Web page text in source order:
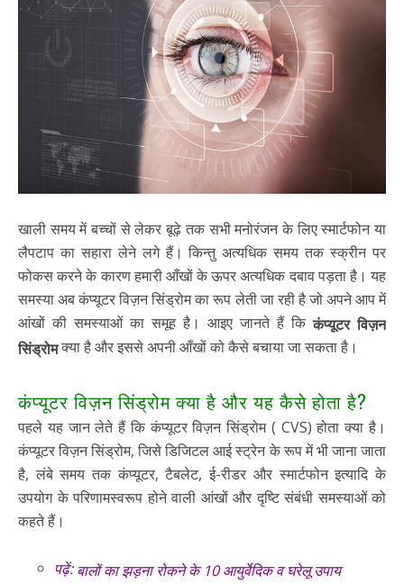
खाली समय में बच्चों से लेकर बूढ़े तक सभी मनोरंजन के लिए स्मार्टफोन या
लैपटाप का सहारा लेने लगे हैं। किन्तु अत्यधिक समय तक स्क्रीन पर
फोकस करने के कारण हमारी आँखों के ऊपर अत्यधिक दबाव पड़ता है। यह
समस्या अब कंप्यूटर विज़न सिंड्रोम का रूप लेती जा रही है जो अपने आप में
आंखों की समस्याओं का समूह है। आइए जानते हैं किकंप्यूटर विज़न
सिंड्रोमक्या है और इससे अपनी आँखों को कैसे बचाया जा सकता है।
कंप्यूटर विज़न सिंड्रोम क्या है और यह कैसे होता है?
पहले यह जान लेते हैं कि कंप्यूटर विज़न सिंड्रोम ( CVS) होता क्या है।
कंप्यूटर विज़न सिंड्रोम, जिसे डिजिटल आई स्ट्रेन के रूप में भी जाना जाता
है, लंबे समय तक कंप्यूटर, टैबलेट, ई-रीडर और स्मार्टफोन इत्यादि के
उपयोग के परिणामस्वरूप होने वाली आंखों और दृष्टि संबंधी समस्याओं को
कहते हैं।
पढ़ें:बालों का झड़ना रोकने के 10 आयुर्वेदिक व घरेलू उपाय